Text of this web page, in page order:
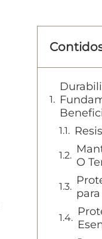
O